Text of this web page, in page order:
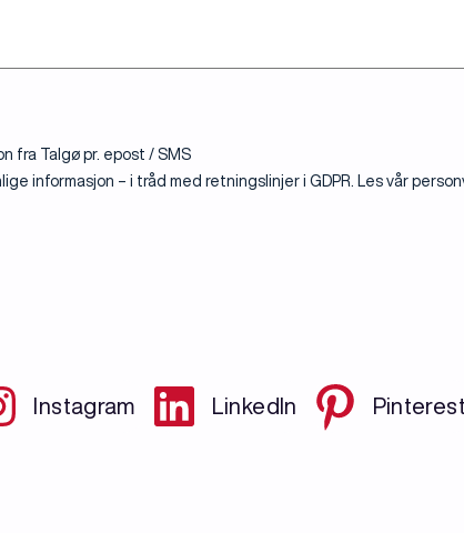
fra Talgø pr. epost / SMS
informasjon – i tråd med retningslinjer i GDPR. Les vår
Instagram LinkedIn Pinterest